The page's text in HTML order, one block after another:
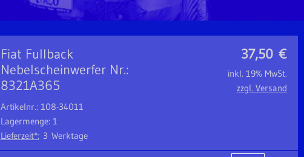
37,50 €
Fiat Fullback
Nebelscheinwerfer Nr.:
8321A365
Artikelnr.: 108-34011
Lagermenge: 1
Lieferzeit*:3 Werktage
inkl. 19% MwSt.
zzgl. Versand